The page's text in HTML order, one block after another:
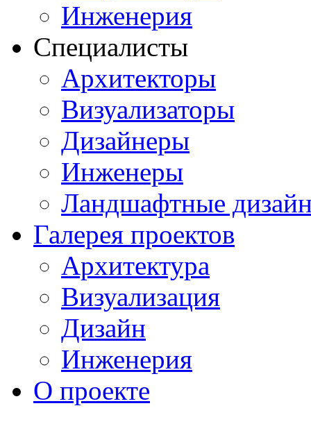
Инженерия
Специалисты
Архитекторы
Визуализаторы
Дизайнеры
Инженеры
Ландшафтные
Галерея проектов
Архитектура
Визуализация
Дизайн
Инженерия
О проекте